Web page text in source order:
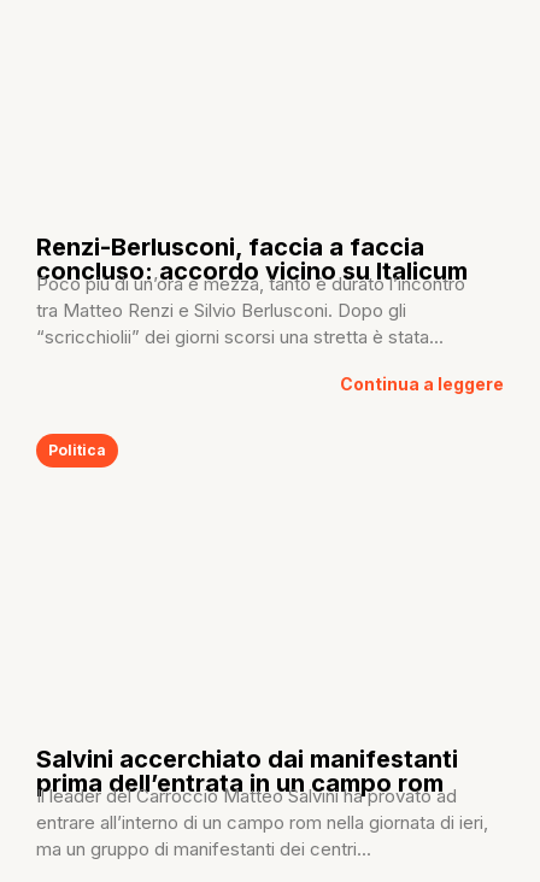
Renzi-Berlusconi, faccia a faccia
concluso: accordo vicino su Italicum
Poco più di un’ora e mezza, tanto è durato l’incontro
tra Matteo Renzi e Silvio Berlusconi. Dopo gli
“scricchiolii” dei giorni scorsi una stretta è stata...
Continua a leggere
Politica
Salvini accerchiato dai manifestanti
prima dell’entrata in un campo rom
Il leader del Carroccio Matteo Salvini ha provato ad
entrare all’interno di un campo rom nella giornata di ieri,
ma un gruppo di manifestanti dei centri...